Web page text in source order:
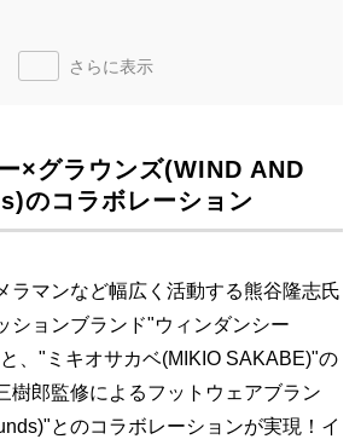
さらに表示
×グラウンズ(WIND AND
のコラボレーション
ラマンなど幅広く活動する熊谷隆志氏
ションブランド"ウィンダンシー
、"ミキオサカベ(MIKIO SAKABE)"の
樹郎監修によるフットウェアブラン
とのコラボレーションが実現！イ